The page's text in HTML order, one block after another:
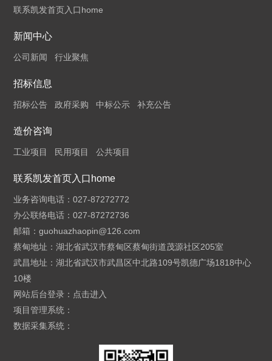
联系凯发首页入口home
新闻中心
公司新闻 行业聚焦
招标信息
招标公告 政府采购 中标公示 补充公告
造价咨询
工业项目 民用项目 公共项目
联系凯发首页入口home
业务咨询电话：027-87272772
办公联络电话：027-87272736
邮箱：guohuazhaopin@126.com
蔡甸地址：湖北省武汉市蔡甸区蔡甸街道茂源社区205室
武昌地址：湖北省武汉市武昌区中北路109号凯德广场1818中心
10楼
网站后台登录： 点击进入
项目管理系统：
数据采集系统：